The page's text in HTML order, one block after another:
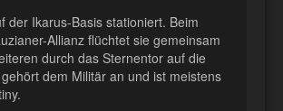
der Ikarus-Basis stationiert. Beim
Allianz flüchtet sie gemeinsam
durch das Sternentor auf die
dem Militär an und ist meistens